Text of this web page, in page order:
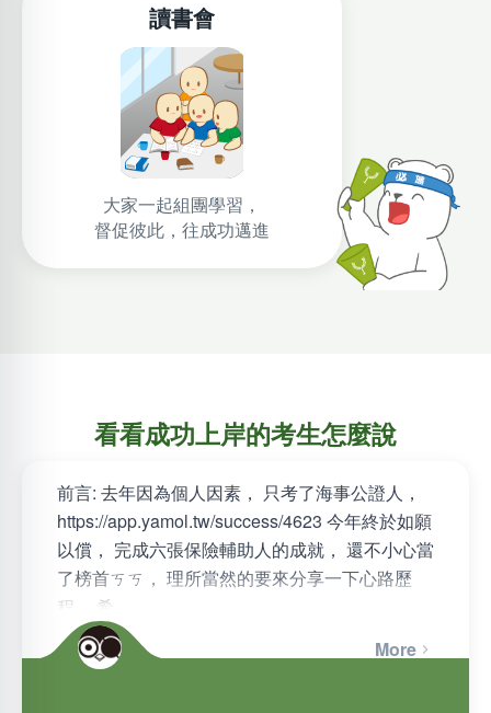
讀書會
大家一起組團學習，
督促彼此，往成功邁進
看看成功上岸的考生怎麼說
前言: 去年因為個人因素， 只考了海事公證人，
https://app.yamol.tw/success/4623 今年終於如願
以償， 完成六張保險輔助人的成就， 還不小心當
了榜首ㄎㄎ， 理所當然的要來分享一下心路歷
程， 希…
More